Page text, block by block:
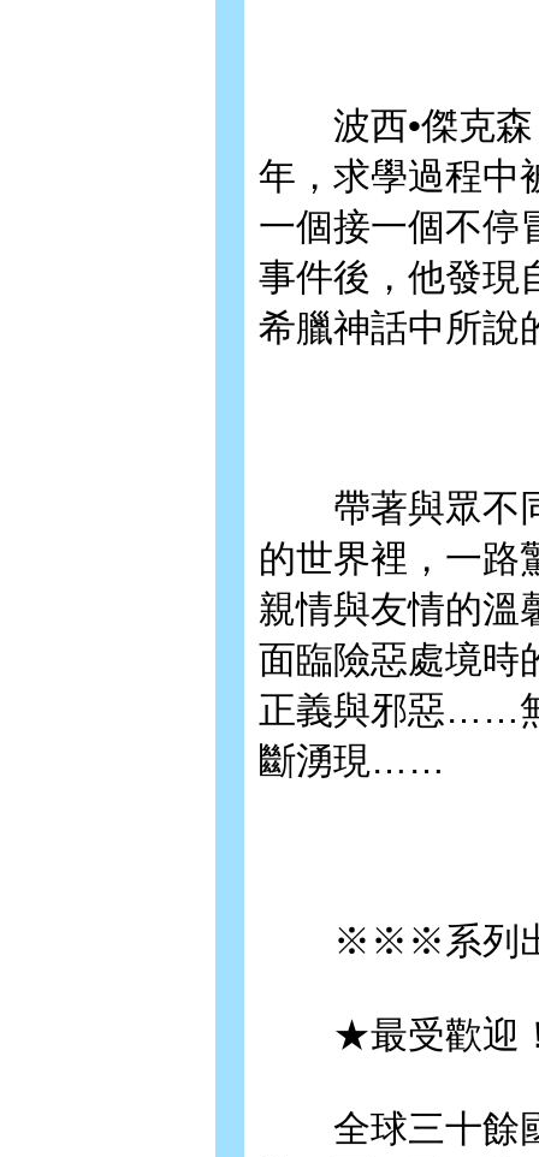
波西•傑克森
年，求學過程中
一個接一個不
事件後，他發現
希臘神話中所說
帶著與眾不同
的世界裡，一路
親情與友情的溫
面臨險惡處境時
正義與邪惡……
斷湧現……
※※※系列出
★最受歡迎
全球三十餘國